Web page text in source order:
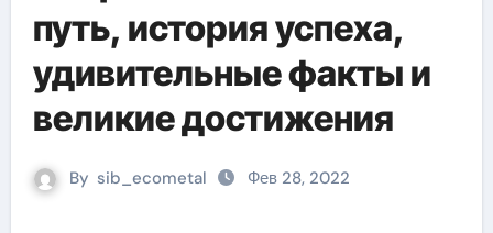
путь, история успеха,
удивительные факты и
великие достижения
By sib_ecometal Фев 28, 2022